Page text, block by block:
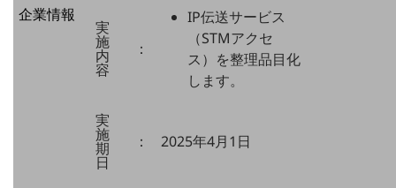
別ウィンドウで開きます
企業情報
企業情報TOP
社長からのご挨拶
実
施
内
容
：
IP伝送サービス
（STMアクセ
ス）を整理品目化
します。
実
施
期
日
： 2025年4月1日